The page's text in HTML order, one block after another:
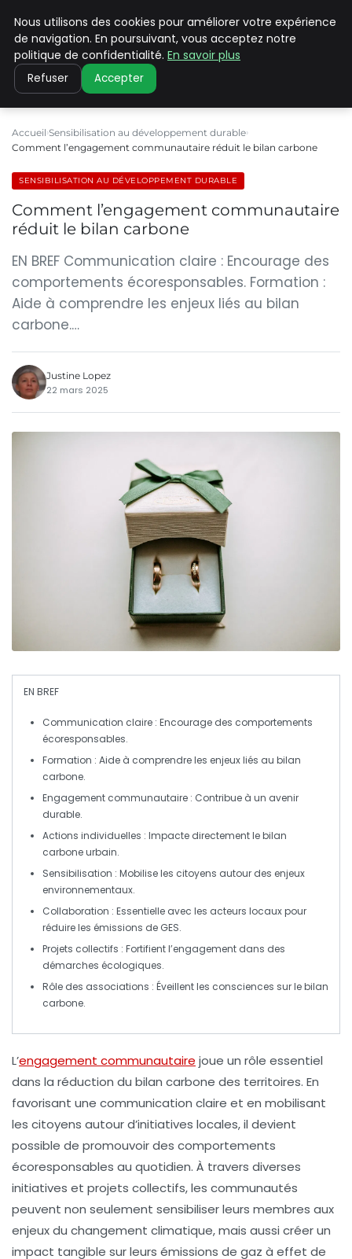
CLIMATE C ADVANCED
Accueil Sensibilisation au développement durable
Comment l’engagement communautaire réduit le bilan carbone
SENSIBILISATION AU DÉVELOPPEMENT DURABLE
Comment l’engagement communautaire
réduit le bilan carbone
EN BREF Communication claire : Encourage des
comportements écoresponsables. Formation :
Aide à comprendre les enjeux liés au bilan
carbone.…
Justine Lopez
22 mars 2025
EN BREF
Communication claire : Encourage des comportements
écoresponsables.
Formation : Aide à comprendre les enjeux liés au bilan
carbone.
Engagement communautaire : Contribue à un avenir
durable.
Actions individuelles : Impacte directement lebilan
carboneurbain.
Sensibilisation : Mobilise les citoyens autour des enjeux
environnementaux.
Collaboration : Essentielle avec les acteurs locaux pour
réduire les émissions de GES.
Projets collectifs : Fortifient l’engagement dans des
démarches écologiques.
Rôle des associations : Éveillent les consciences sur lebilan
carbone.
L’engagement communautaire joue un rôle essentiel
dans la réduction du bilan carbone des territoires. En
favorisant une communication claire et en mobilisant
les citoyens autour d’initiatives locales, il devient
possible de promouvoir des comportements
écoresponsables au quotidien. À travers diverses
initiatives et projets collectifs, les communautés
peuvent non seulement sensibiliser leurs membres aux
enjeux du changement climatique, mais aussi créer un
impact tangible sur leurs émissions de gaz à effet de
Nous utilisons des cookies pour améliorer votre expérience
de navigation. En poursuivant, vous acceptez notre
politique de confidentialité. En savoir plus
Refuser Accepter